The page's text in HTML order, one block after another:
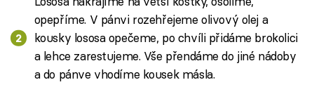
opepříme. V pánvi rozehřejeme olivový olej a
kousky lososa opečeme, po chvíli přidáme brokolici
a lehce zarestujeme. Vše přendáme do jiné nádoby
a do pánve vhodíme kousek másla.